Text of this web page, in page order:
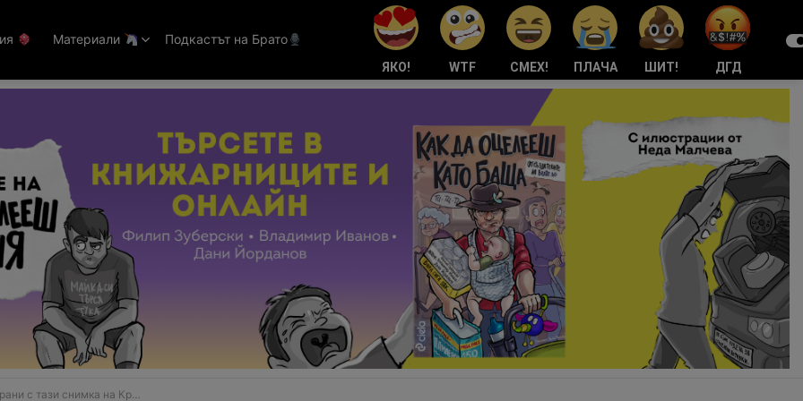
Материали Подкастът на Брато
ЯКО! WTF СМЕХ! ПЛАЧА ШИТ! ДГД
тази снимка на Кристина Агилера